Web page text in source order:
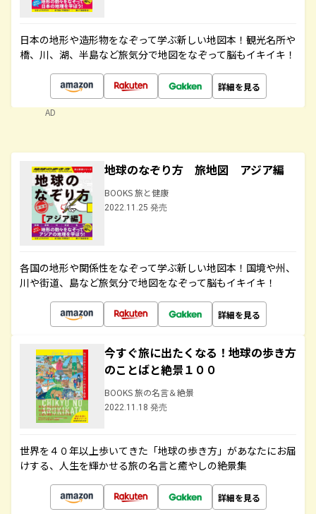
日本の地形や造形物をなぞって学ぶ新しい地図本！観光名所や
橋、川、湖、半島など旅気分で地図をなぞって脳もイキイキ！
詳細を見る
AD
地球のなぞり方 旅地図 アジア編
BOOKS 旅と健康
2022.11.25 発売
各国の地形や関係性をなぞって学ぶ新しい地図本！国境や州、
川や街道、島など旅気分で地図をなぞって脳もイキイキ！
詳細を見る
今すぐ旅に出たくなる！地球の歩き方
のことばと絶景１００
BOOKS 旅の名言＆絶景
2022.11.18 発売
世界を４０年以上歩いてきた「地球の歩き方」があなたにお届
けする、人生を輝かせる旅の名言と癒やしの絶景集
詳細を見る